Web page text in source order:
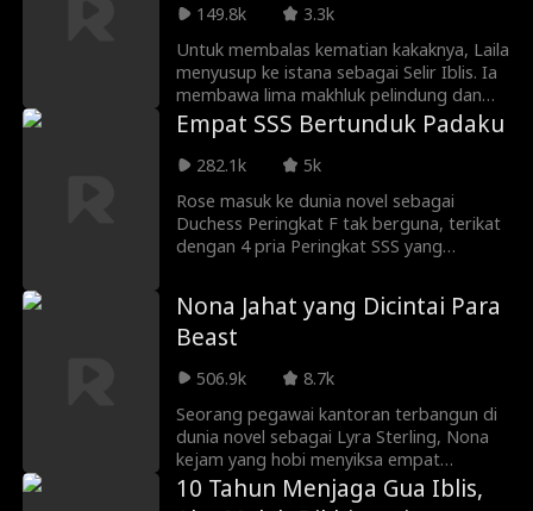
Setelah mengalahkan dewa jahat, ia
berubah menjadi bulan emas yang
melindungi dunia. Dan akhirnya— ia
tertidur di langit selamanya.
149.8k
3.3k
Untuk membalas kematian kakaknya, Laila
menyusup ke istana sebagai Selir Iblis. Ia
membawa lima makhluk pelindung dan
siap menghancurkan siapa pun yang
menghalanginya. Selir Agung
menindasnya. Permaisuri menjebaknya.
di sisinya haus darah. Dan sang Raja
tiran… justru tergila-gila padanya.
Empat SSS Bertunduk Padaku
282.1k
5k
Rose masuk ke dunia novel sebagai
Duchess Peringkat F tak berguna, terikat
dengan 4 pria Peringkat SSS yang
kejam, ia bertahan hidup memakai
kekuatan penyembuh dan ketulusan.
Siluman Serigala Theron sok garang tapi
posesif melilitkan tentakel di tangannya.
Roh lubang hitam Cassius memohon
dipeluk. Cyborg kaya Cyrus sudi jadi
pelayannya. Hanya dengan membalut luka
mereka, kini mereka rela menyerahkan
nyawa! Saat Bibi Camilla serakah
Nona Jahat yang Dicintai Para
Beast
506.9k
8.7k
Seorang pegawai kantoran terbangun di
dunia novel sebagai Lyra Sterling, Nona
kejam yang hobi menyiksa empat
Pasangan Shifter-nya. Tiba-tiba, sistem
aktif dengan satu misi utama: raih kembali
10 Tahun Menjaga Gua Iblis,